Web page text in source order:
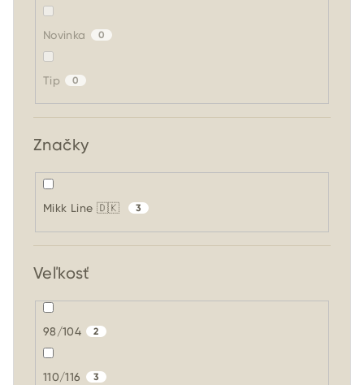
Novinka 0
Tip 0
Značky
Mikk Line 🇩🇰 3
Veľkosť
98/104 2
110/116 3